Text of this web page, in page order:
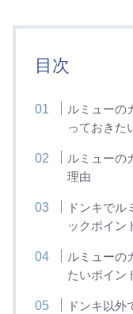
目次
ルミューの
っておきた
ルミューの
理由
ドンキでル
ックポイン
ルミューの
たいポイン
ドンキ以外